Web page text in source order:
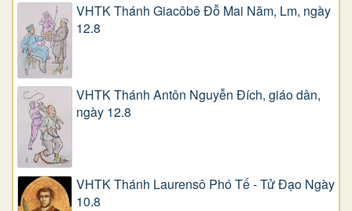
VHTK Thánh Giacôbê Ðỗ Mai Năm, Lm, ngày
12.8
VHTK Thánh Antôn Nguyễn Ðích, giáo dân,
ngày 12.8
VHTK Thánh Laurensô Phó Tế - Tử Đạo Ngày
10.8